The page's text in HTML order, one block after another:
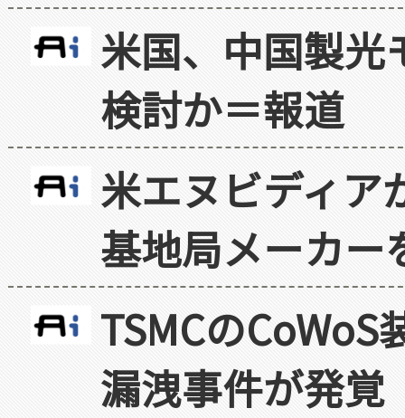
米国、中国製光
検討か＝報道
米エヌビディア
基地局メーカー
TSMCの
漏洩事件が発覚